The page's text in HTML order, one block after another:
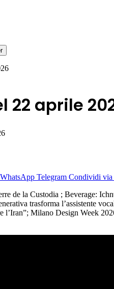
22 aprile
WhatsApp Telegram Condividi via
de la Custodia ; Beverage:
trasforma l’assistente
l’Iran”; Milano Design Week